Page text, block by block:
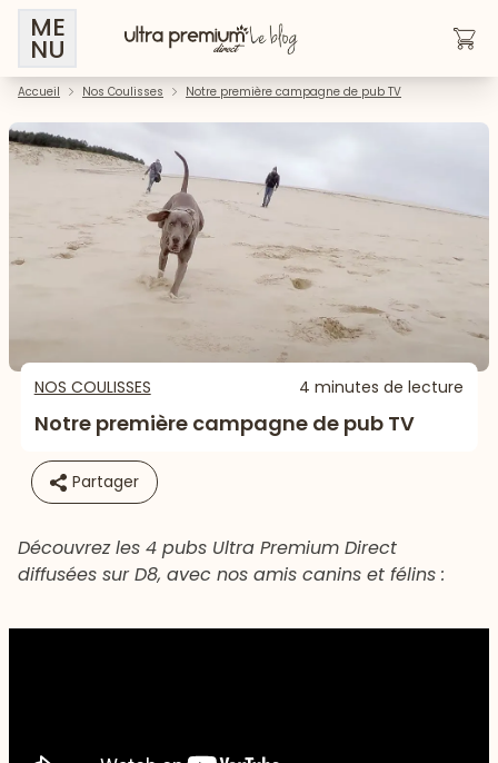
ME
NU
Accueil Nos Coulisses Notre première campagne de pub TV
NOS COULISSES 4 minutes de lecture
Notre première campagne de pub TV
Partager
Découvrez les 4 pubs Ultra Premium Direct
diffusées sur D8, avec nos amis canins et félins :